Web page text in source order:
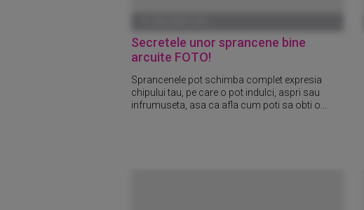
Secretele unor sprancene bine
arcuite FOTO!
Sprancenele pot schimba complet expresia
chipului tau, pe care o pot indulci, aspri sau
infrumuseta, asa ca afla cum poti sa obti o...